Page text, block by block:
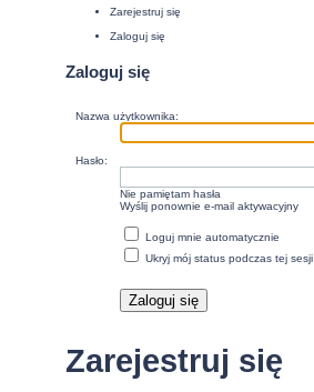
Zarejestruj się
Zaloguj się
Zaloguj się
Nazwa użytkownika:
Hasło:
Nie pamiętam hasła
Wyślij ponownie e-mail aktywacyjny
Loguj mnie automatycznie
Ukryj mój status podczas tej sesji
Zarejestruj się